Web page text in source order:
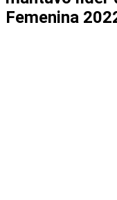
Femenina